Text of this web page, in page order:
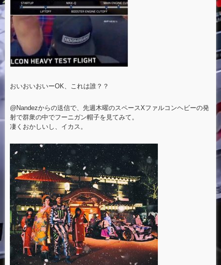
おいおいおいーOK、これは誰？？
@Nandezからの送信で、先週木曜のスペースXファルコンヘビーの発
射で群衆の中でフーニガン帽子を見てみて。
凄くおかしいし、イカス。